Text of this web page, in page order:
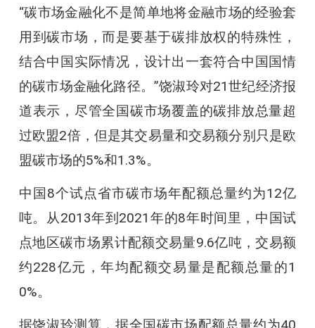
“碳市场金融化不是简单地将金融市场的经验套
用到碳市场，而是要基于碳排放权的特殊性，
结合中国实际情况，设计出一套符合中国国情
的碳市场金融化路径。”饶淑玲对21世纪经济报
道表示，尽管全国碳市场覆盖的碳排放总量超
过欧盟2倍，但是其交易量和交易额分别只是欧
盟碳市场的5%和1.3%。
中国8个试点省市碳市场年配额总量约为12亿
吨。从2013年到2021年的8年时间里，中国试
点地区碳市场累计配额交易量9.6亿吨，交易额
约228亿元，年均配额交易量是配额总量的1
0%。
据饶淑玲测算，据全国碳市场配额总量约为40